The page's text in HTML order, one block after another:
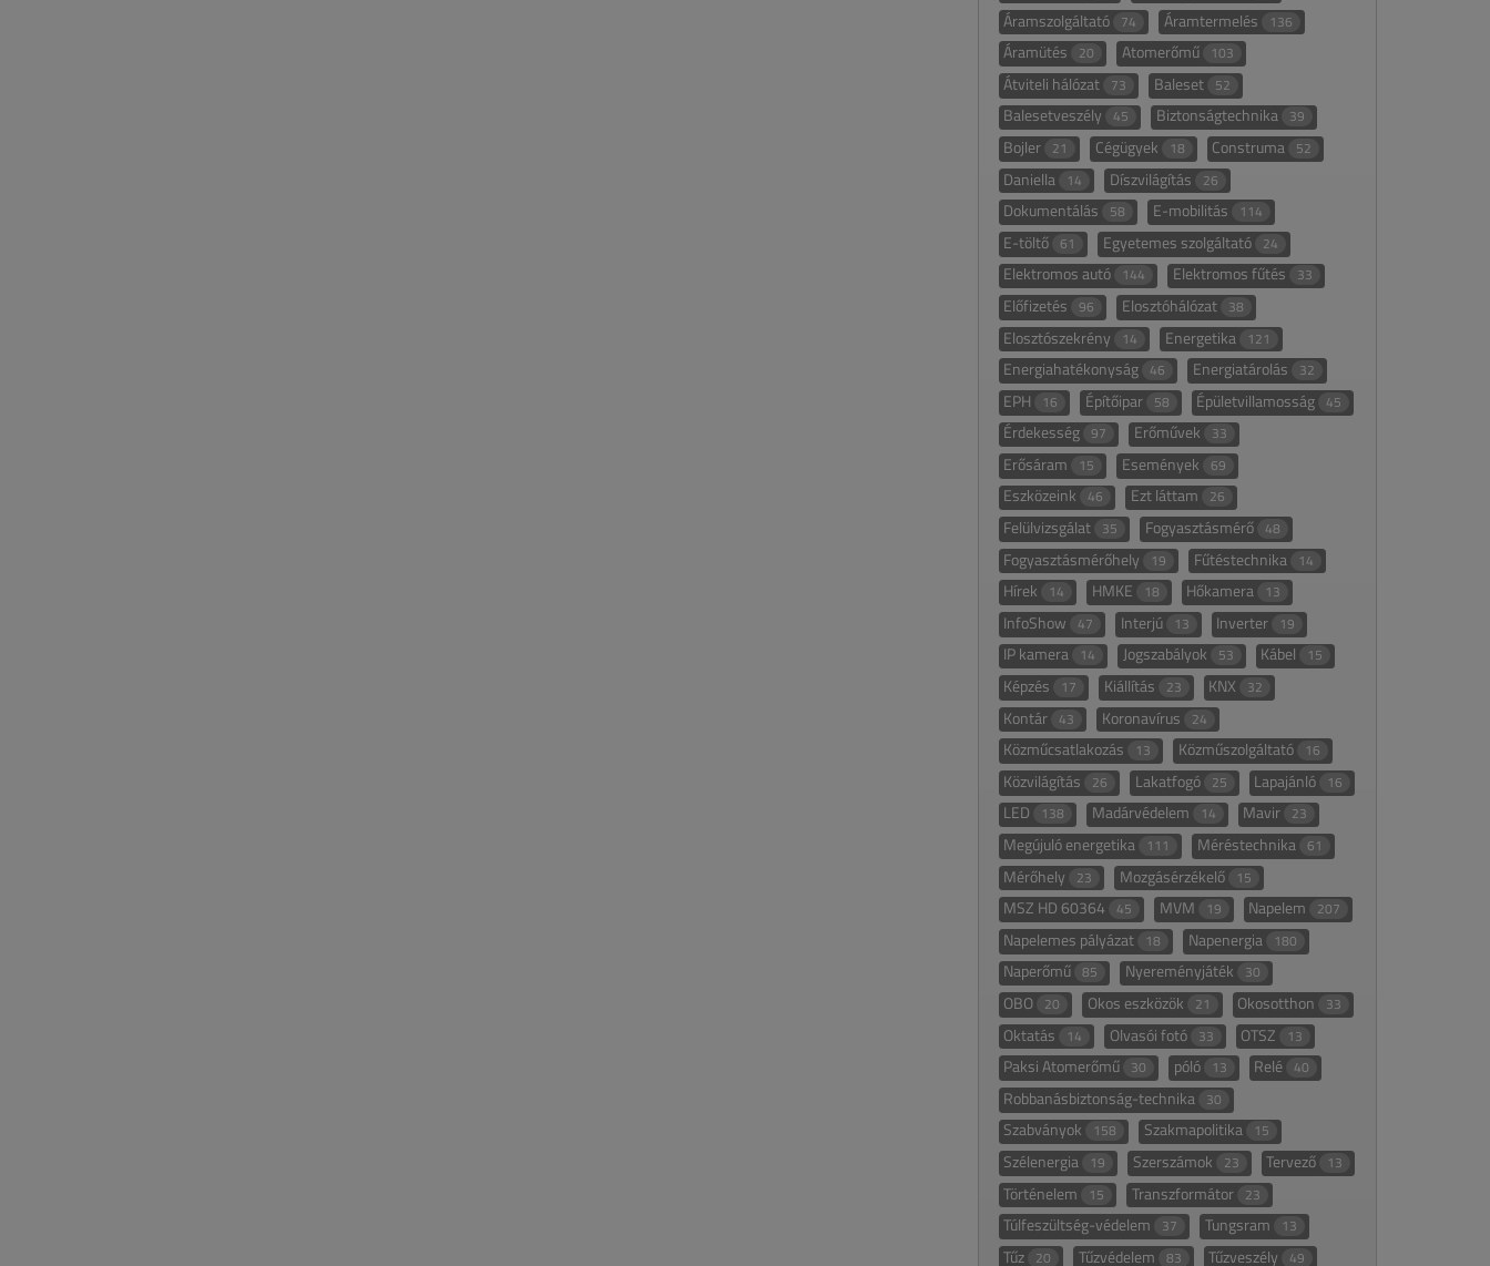
Áramszolgáltató 74 Áramtermelés 136
Áramütés 20 Atomerőmű 103
Átviteli hálózat 73 Baleset 52
Balesetveszély 45 Biztonságtechnika 39
Bojler 21 Cégügyek 18 Construma 52
Daniella 14 Díszvilágítás 26
Dokumentálás 58 E-mobilitás 114
E-töltő 61 Egyetemes szolgáltató 24
Elektromos autó 144 Elektromos fűtés 33
Előfizetés 96 Elosztóhálózat 38
Elosztószekrény 14 Energetika 121
Energiahatékonyság 46 Energiatárolás 32
EPH 16 Építőipar 58 Épületvillamosság 45
Érdekesség 97 Erőművek 33
Erősáram 15 Események 69
Eszközeink 46 Ezt láttam 26
Felülvizsgálat 35 Fogyasztásmérő 48
Fogyasztásmérőhely 19 Fűtéstechnika 14
Hírek 14 HMKE 18 Hőkamera 13
InfoShow 47 Interjú 13 Inverter 19
IP kamera 14 Jogszabályok 53 Kábel 15
Képzés 17 Kiállítás 23 KNX 32
Kontár 43 Koronavírus 24
Közműcsatlakozás 13 Közműszolgáltató 16
Közvilágítás 26 Lakatfogó 25 Lapajánló 16
LED 138 Madárvédelem 14 Mavir 23
Megújuló energetika 111 Méréstechnika 61
Mérőhely 23 Mozgásérzékelő 15
MSZ HD 60364 45 MVM 19 Napelem 207
Napelemes pályázat 18 Napenergia 180
Naperőmű 85 Nyereményjáték 30
OBO 20 Okos eszközök 21 Okosotthon 33
Oktatás 14 Olvasói fotó 33 OTSZ 13
Paksi Atomerőmű 30 póló 13 Relé 40
Robbanásbiztonság-technika 30
Szabványok 158 Szakmapolitika 15
Szélenergia 19 Szerszámok 23 Tervező 13
Történelem 15 Transzformátor 23
Túlfeszültség-védelem 37 Tungsram 13
Tűz 20 Tűzvédelem 83 Tűzveszély 49